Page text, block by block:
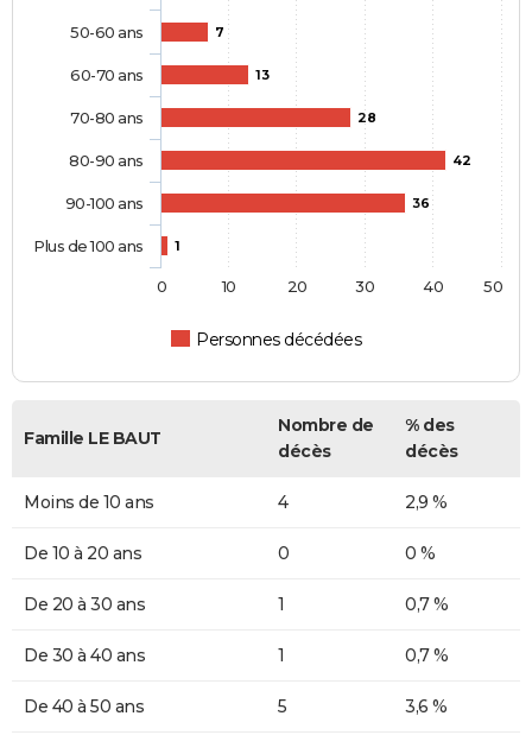
7
13
28
42
36
1
Personnes décédées
50-60 ans
60-70 ans
70-80 ans
80-90 ans
90-100 ans
Plus de 100 ans
0 10 20 30 40 50
Famille LE BAUT
Nombre de
décès
% des
décès
Moins de 10 ans 4 2,9 %
De 10 à 20 ans 0 0 %
De 20 à 30 ans 1 0,7 %
De 30 à 40 ans 1 0,7 %
De 40 à 50 ans 5 3,6 %